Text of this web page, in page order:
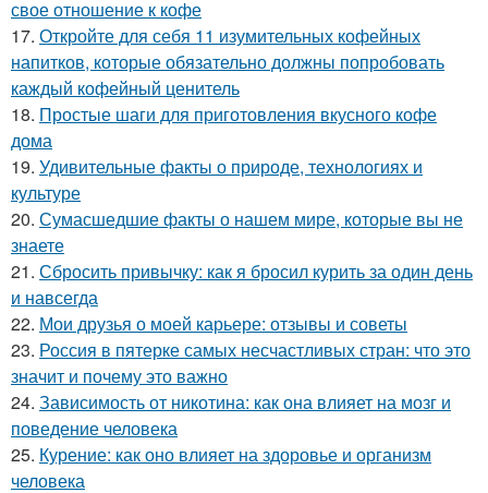
свое отношение к кофе
17. Откройте для себя 11 изумительных кофейных
напитков, которые обязательно должны попробовать
каждый кофейный ценитель
18. Простые шаги для приготовления вкусного кофе
дома
19. Удивительные факты о природе, технологиях и
культуре
20. Сумасшедшие факты о нашем мире, которые вы не
знаете
21. Сбросить привычку: как я бросил курить за один день
и навсегда
22. Мои друзья о моей карьере: отзывы и советы
23. Россия в пятерке самых несчастливых стран: что это
значит и почему это важно
24. Зависимость от никотина: как она влияет на мозг и
поведение человека
25. Курение: как оно влияет на здоровье и организм
человека